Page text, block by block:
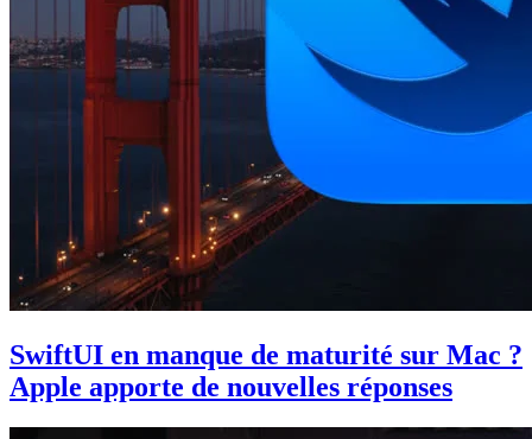
SwiftUI en manque de maturité sur Mac ?
Apple apporte de nouvelles réponses